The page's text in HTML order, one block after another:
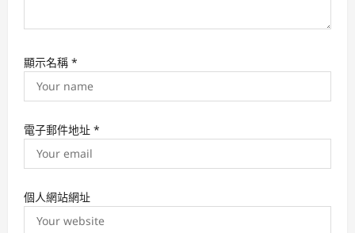
顯示名稱 *
電子郵件地址 *
個人網站網址